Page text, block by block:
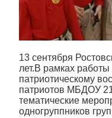
13 сентября
лет.В рамках
патриотическому
патриотов МБДОУ
тематические
одногруппников